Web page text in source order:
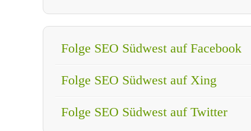
Folge SEO Südwest auf Facebook
Folge SEO Südwest auf Xing
Folge SEO Südwest auf Twitter